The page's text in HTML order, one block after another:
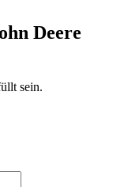
Deere
sein.